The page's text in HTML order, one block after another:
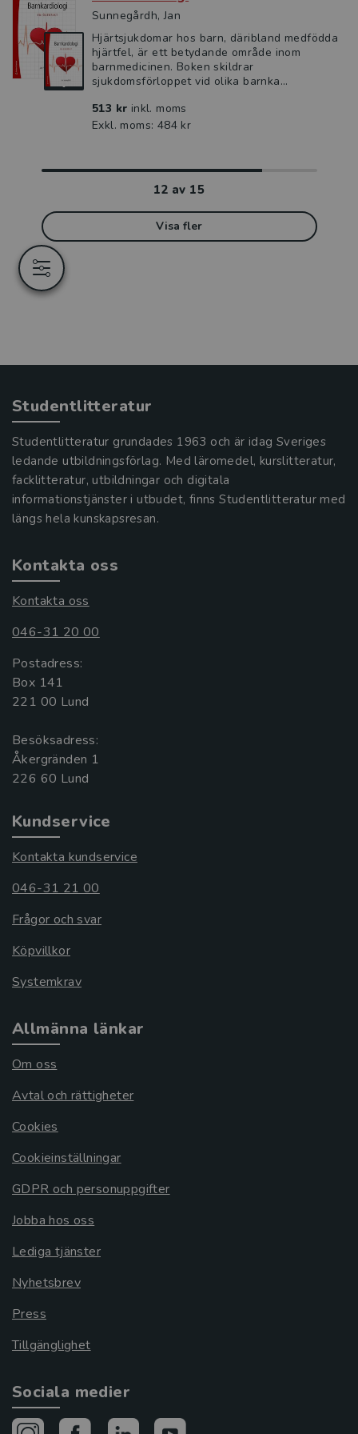
Sunnegårdh, Jan
Hjärtsjukdomar hos barn, däribland medfödda
hjärtfel, är ett betydande område inom
barnmedicinen. Boken skildrar
sjukdomsförloppet vid olika barnka...
513 kr inkl. moms
Exkl. moms: 484 kr
12 av 15
Visa fler
Studentlitteratur
Studentlitteratur grundades 1963 och är idag Sveriges
ledande utbildningsförlag. Med läromedel, kurslitteratur,
facklitteratur, utbildningar och digitala
informationstjänster i utbudet, finns Studentlitteratur med
längs hela kunskapsresan.
Kontakta oss
Kontakta oss
046-31 20 00
Postadress:
Box 141
221 00 Lund
Besöksadress:
Åkergränden 1
Kundservice
Kontakta kundservice
046-31 21 00
Frågor och svar
Köpvillkor
Systemkrav
Allmänna länkar
Om oss
Avtal och rättigheter
Cookies
Cookieinställningar
GDPR och personuppgifter
Jobba hos oss
Lediga tjänster
Nyhetsbrev
Press
Tillgänglighet
Sociala medier